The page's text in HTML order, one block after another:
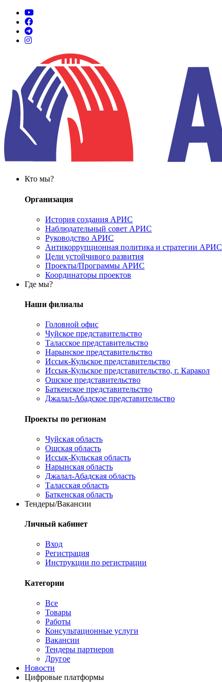
Кто мы?
Организация
История создания АРИС
Наблюдательный совет АРИС
Руководство АРИС
Антикоррупционная политика и стратегии АРИС
Цели устойчивого развития
Проекты/Программы АРИС
Координаторы проектов
Где мы?
Наши филиалы
Головной офис
Чуйское представительство
Таласское представительство
Нарынское представительство
Иссык-Кульское представительство
Иссык-Кульское представительство, г. Каракол
Ошское представительство
Баткенское представительство
Джалал-Абадское представительство
Проекты по регионам
Чуйская область
Ошская область
Иссык-Кульская область
Нарынская область
Джалал-Абадская область
Таласская область
Баткенская область
Тендеры/Вакансии
Личный кабинет
Вход
Регистрация
Инструкции по регистрации
Категории
Все
Товары
Работы
Консультационные услуги
Вакансии
Тендеры партнеров
Другое
Новости
Цифровые платформы